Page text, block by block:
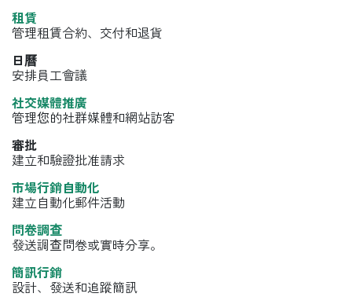
租賃
管理租賃合約、交付和退貨
日曆
安排員工會議
社交媒體推廣
管理您的社群媒體和網站訪客
審批
建立和驗證批准請求
市場行銷自動化
建立自動化郵件活動
問卷調查
發送調查問卷或實時分享。
簡訊行銷
設計、發送和追蹤簡訊